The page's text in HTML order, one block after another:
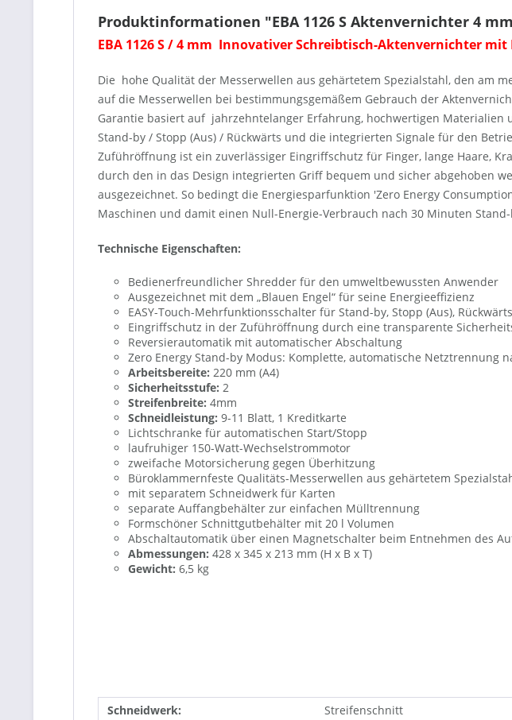
Produktinformationen "EBA 1126 S Aktenvernichter 4
EBA 1126 S/ 4 mm Innovativer Schreibtisch-Aktenvernichter mit
Die hohe Qualität der Messerwellen aus gehärtetem Spezialstahl, den am
auf die Messerwellen bei bestimmungsgemäßem Gebrauch der
Garantie basiert auf jahrzehntelanger Erfahrung, hochwertigen
Stand-by / Stopp (Aus) / Rückwärts und die integrierten Signale für den
Zuführöffnung ist ein zuverlässiger Eingriffschutz für Finger, lange Haare,
durch den in das Design integrierten Griff bequem und sicher abgehoben
ausgezeichnet. So bedingt die Energiesparfunktion 'Zero Energy
Maschinen und damit einen Null-Energie-Verbrauch nach 30 Minuten
Technische Eigenschaften:
Bedienerfreundlicher Shredder für den umweltbewussten Anwender
Ausgezeichnet mit dem „Blauen Engel“ für seine Energieeffizienz
EASY-Touch-Mehrfunktionsschalter für Stand-by, Stopp (Aus),
Eingriffschutz in der Zuführöffnung durch eine transparente
Reversierautomatik mit automatischer Abschaltung
Zero Energy Stand-by Modus: Komplette, automatische Netztrennung
Arbeitsbereite: 220 mm (A4)
Sicherheitsstufe: 2
Streifenbreite: 4mm
Schneidleistung: 9-11 Blatt, 1 Kreditkarte
Lichtschranke für automatischen Start/Stopp
laufruhiger 150-Watt-Wechselstrommotor
zweifache Motorsicherung gegen Überhitzung
Büroklammernfeste Qualitäts-Messerwellen aus gehärtetem
mit separatem Schneidwerk für Karten
separate Auffangbehälter zur einfachen Mülltrennung
Formschöner Schnittgutbehälter mit 20 l Volumen
Abschaltautomatik über einen Magnetschalter beim Entnehmen des
Abmessungen: 428 x 345 x 213 mm (H x B x T)
Gewicht: 6,5 kg
Schneidwerk: Streifenschnitt